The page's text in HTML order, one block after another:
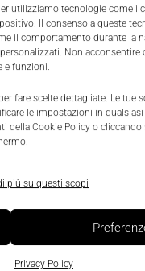
utilizziamo tecnologie come i
Il consenso a queste
il comportamento durante la
Non acconsentire
e funzioni.
fare scelte dettagliate. Le tue
le impostazioni in
della Cookie Policy o cliccando
più su questi scopi
Privacy Policy